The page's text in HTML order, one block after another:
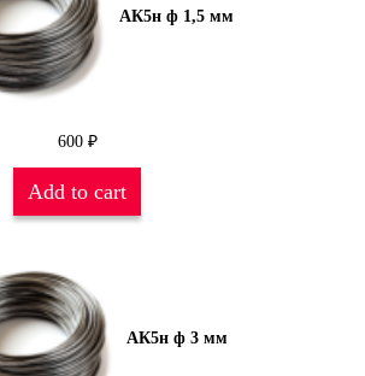
АК5н ф 1,5 мм
600 ₽
Add to cart
АК5н ф 3 мм